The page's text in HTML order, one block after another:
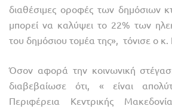
διαθέσιμες οροφές των δημόσιων
μπορεί να καλύψει το 22% των
του δημόσιου τομέα της», τόνισε ο κ.
Όσον αφορά την κοινωνική
διαβεβαίωσε ότι, « είναι
Περιφέρεια Κεντρικής